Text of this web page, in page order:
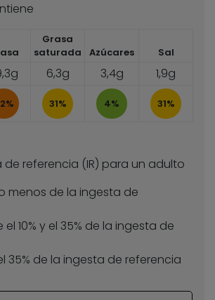
Grasa
saturada
Azúcares Sal
6,3g 3,4g 1,9g
31% 4% 31%
de referencia (IR) para un adulto
o menos de la ingesta de
el 10% y el 35% de la ingesta de
35% de la ingesta de referencia